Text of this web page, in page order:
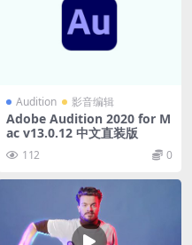
Audition 影音编辑
Adobe Audition 2020 for M
ac v13.0.12 中文直装版
112 0